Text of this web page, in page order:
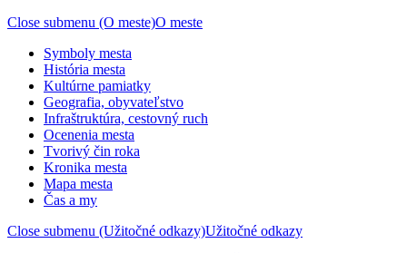
Close submenu (O meste)O meste
Symboly mesta
História mesta
Kultúrne pamiatky
Geografia, obyvateľstvo
Infraštruktúra, cestovný ruch
Ocenenia mesta
Tvorivý čin roka
Kronika mesta
Mapa mesta
Čas a my
Close submenu (Užitočné odkazy)Užitočné odkazy